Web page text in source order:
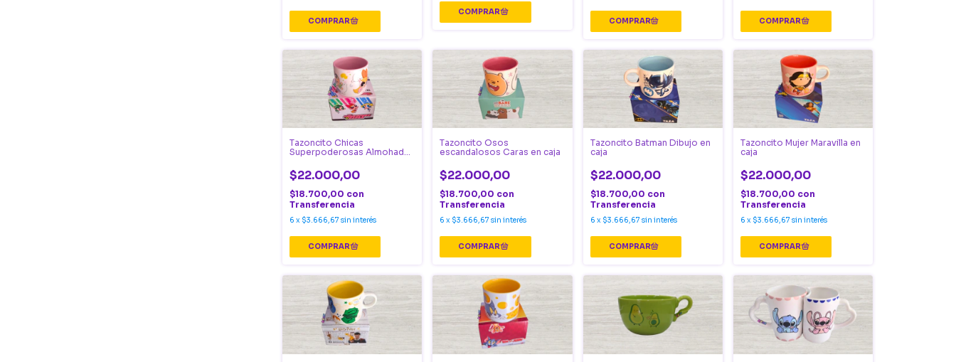
Tazoncito Chicas
Superpoderosas Almohadas
$22.000,00
$18.700,00 con
Transferencia
6 x $3.666,67 sin interés
Tazoncito Osos
escandalosos Caras en caja
$22.000,00
$18.700,00 con
Transferencia
6 x $3.666,67 sin interés
Tazoncito Batman Dibujo en
caja
$22.000,00
$18.700,00 con
Transferencia
6 x $3.666,67 sin interés
Tazoncito Mujer Maravilla en
caja
$22.000,00
$18.700,00 con
Transferencia
6 x $3.666,67 sin interés